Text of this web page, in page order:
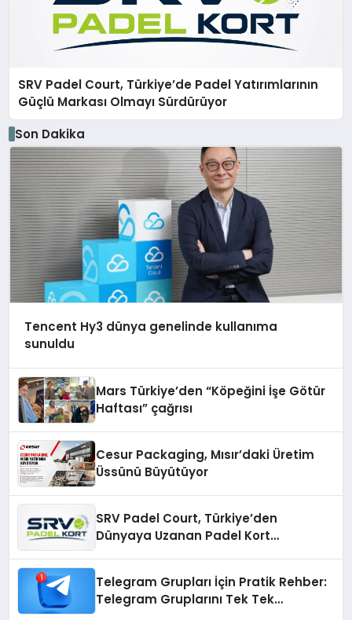
SRV Padel Court, Türkiye’de Padel Yatırımlarının
Güçlü Markası Olmayı Sürdürüyor
Son Dakika
Tencent Hy3 dünya genelinde kullanıma
sunuldu
Mars Türkiye’den “Köpeğini İşe Götür
Haftası” çağrısı
Cesur Packaging, Mısır’daki Üretim
Üssünü Büyütüyor
SRV Padel Court, Türkiye’den
Dünyaya Uzanan Padel Kort
Telegram Grupları İçin Pratik Rehber:
Telegram Gruplarını Tek Tek